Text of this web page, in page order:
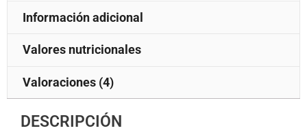
Información adicional
Valores nutricionales
Valoraciones (4)
DESCRIPCIÓN